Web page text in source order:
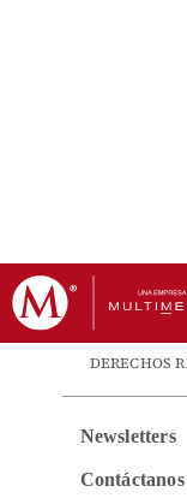
DERECHOS
Newsletters
Contáctanos